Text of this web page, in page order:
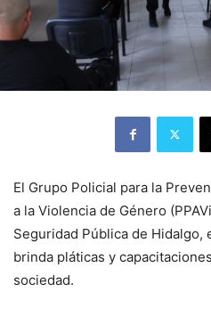
⁠⁠⁠El Grupo Policial para la
a la Violencia de Género
Seguridad Pública de Hidalgo,
brinda pláticas y
sociedad.